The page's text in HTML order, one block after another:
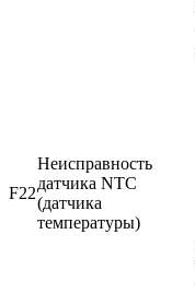
F22
Неисправность
датчика NTC
(датчика
температуры)